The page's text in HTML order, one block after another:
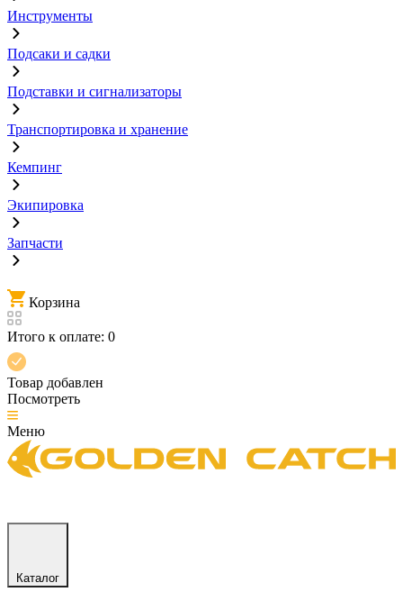
Инструменты
Подсаки и садки
Подставки и сигнализаторы
Транспортировка и хранение
Кемпинг
Экипировка
Запчасти
Корзина
Итого к оплате: 0
Товар добавлен
Посмотреть
Меню
Каталог